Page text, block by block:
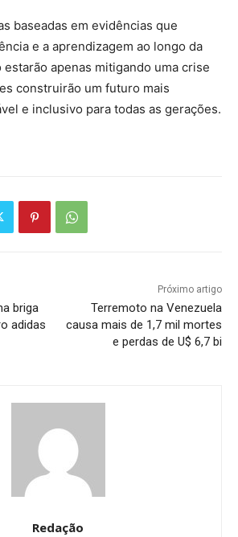
baseadas em evidências que
e a aprendizagem ao longo da
estarão apenas mitigando uma crise
construirão um futuro mais
e inclusivo para todas as gerações.
briga
adidas
Próximo artigo
Terremoto na Venezuela
causa mais de 1,7 mil mortes
e perdas de U$ 6,7 bi
Redação